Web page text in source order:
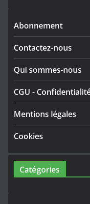
Abonnement
Contactez-nous
Qui sommes-nous
CGU -
Mentions légales
Cookies
Catégories